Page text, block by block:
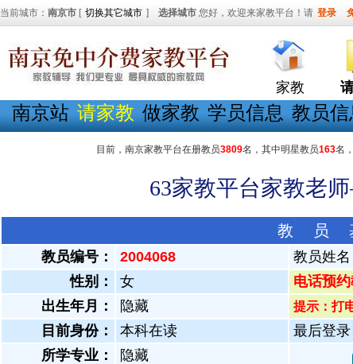
当前城市： 南京市 [ 切换其它城市 ] 选择城市 您好，欢迎来家教平台！请 登录
家教
南京站 请家教 做家教 学员信息 教员信
目前，南京家教平台在册教员3809名，其中明星教员163名
63家教平台家教老
教 员
教员编号： 2004068 教员姓名
性别：
女
电话预
出生年月：
隐藏 提示：打
目前身份： 本科在读
最后登
所学专业：
隐藏